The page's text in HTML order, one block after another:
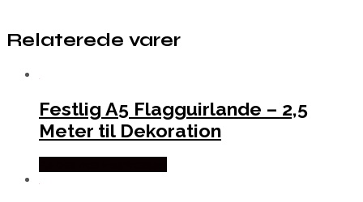
Relaterede varer
Festlig A5 Flagguirlande – 2,5
Meter til Dekoration